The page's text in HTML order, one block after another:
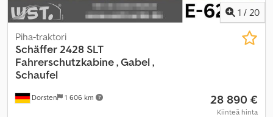
1 / 20
Dorsten 1 606 km
Piha-traktori
Schäffer2428 SLT
Fahrerschutzkabine , Gabel ,
Schaufel
28 890 €
Kiinteä hinta